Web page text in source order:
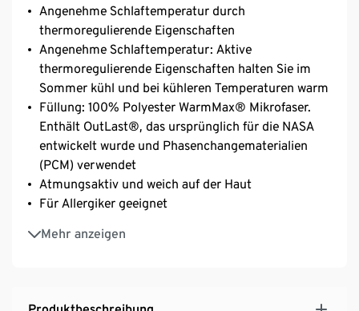
Angenehme Schlaftemperatur durch
thermoregulierende Eigenschaften
Angenehme Schlaftemperatur: Aktive
thermoregulierende Eigenschaften halten Sie im
Sommer kühl und bei kühleren Temperaturen warm
Füllung: 100% Polyester WarmMax® Mikrofaser.
Enthält OutLast®, das ursprünglich für die NASA
entwickelt wurde und Phasenchangematerialien
(PCM) verwendet
Atmungsaktiv und weich auf der Haut
Für Allergiker geeignet
Mehr anzeigen
Entwickelt und hergestellt in Deutschland
Waschbar bei 60 °C